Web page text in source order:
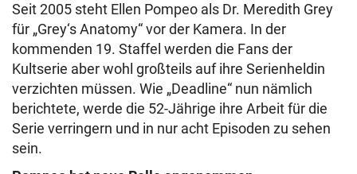
Seit 2005 steht Ellen Pompeo als Dr. Meredith Grey
für „Grey‘s Anatomy“ vor der Kamera. In der
kommenden 19. Staffel werden die Fans der
Kultserie aber wohl großteils auf ihre Serienheldin
verzichten müssen. Wie „Deadline“ nun nämlich
berichtete, werde die 52-Jährige ihre Arbeit für die
Serie verringern und in nur acht Episoden zu sehen
sein.